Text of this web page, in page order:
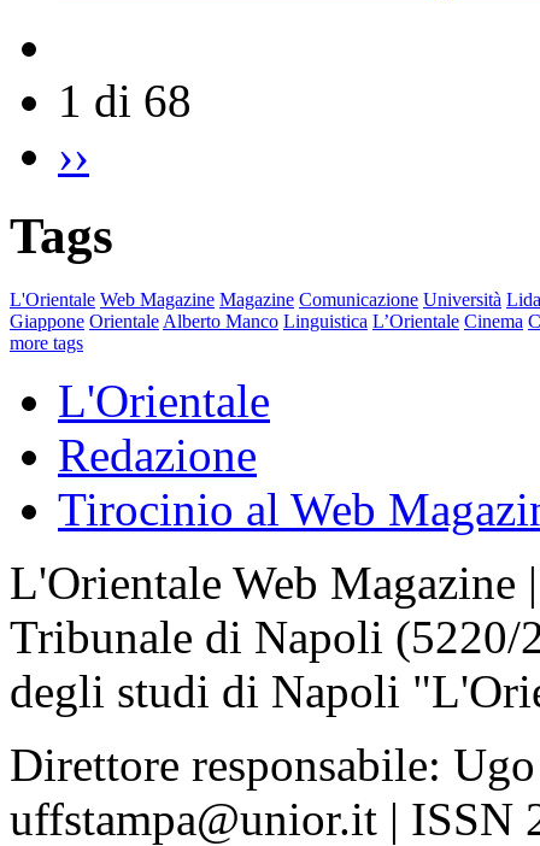
1 di 68
››
Tags
L'Orientale Web Magazine Magazine Comunicazione Università
Giappone Orientale Alberto Manco Linguistica L’Orientale Cinema
more tags
L'Orientale
Redazione
Tirocinio al Web
L'Orientale Web Magazine
Tribunale di Napoli
degli studi di Napoli
Direttore responsabile:
uffstampa@unior.it | ISSN